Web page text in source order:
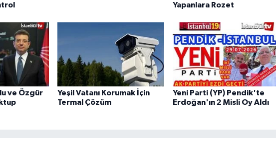
Yapanlara Rozet
ve Özgür
Yeşil Vatanı Korumak İçin
Termal Çözüm
Yeni Parti (YP) Pendik'te
Erdoğan'ın 2 Misli Oy Aldı